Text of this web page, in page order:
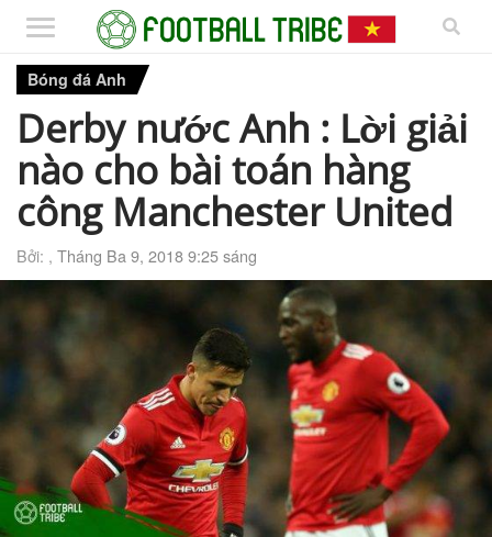
Bóng đá Anh
Derby nước Anh : Lời giải
nào cho bài toán hàng
công Manchester United
Bởi: , Tháng Ba 9, 2018 9:25 sáng